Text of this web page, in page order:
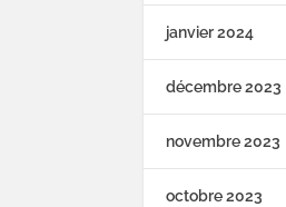
janvier 2024
décembre 2023
novembre 2023
octobre 2023